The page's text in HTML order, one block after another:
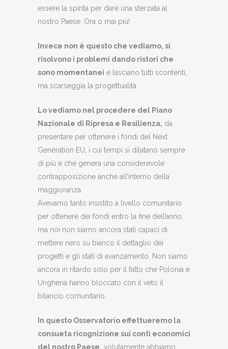
essere la spinta per dare una sterzata al
nostro Paese. Ora o mai più!
Invece non è questo che vediamo, si
risolvono i problemi dando ristori che
sono momentanei e lasciano tutti scontenti,
ma scarseggia la progettualità.
Lo vediamo nel procedere del Piano
Nazionale di Ripresa e Resilienza, da
presentare per ottenere i fondi del Next
Generation EU, i cui tempi si dilatano sempre
di più e che genera una considerevole
contrapposizione anche all’interno della
maggioranza.
Avevamo tanto insistito a livello comunitario
per ottenere dei fondi entro la fine dell’anno,
ma noi non siamo ancora stati capaci di
mettere nero su bianco il dettaglio dei
progetti e gli stati di avanzamento. Non siamo
ancora in ritardo solo per il fatto che Polonia e
Ungheria hanno bloccato con il veto il
bilancio comunitario.
In questo Osservatorio effettueremo la
consueta ricognizione sui conti economici
del nostro Paese, volutamente abbiamo